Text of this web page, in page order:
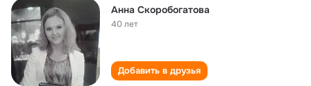
Анна Скоробогатова
40 лет
Добавить в друзья